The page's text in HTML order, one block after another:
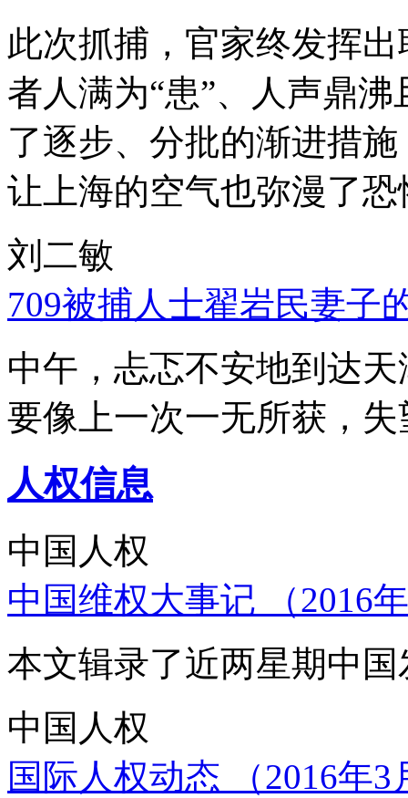
此次抓捕，官家终发挥
者人满为“患”、人声鼎
了逐步、分批的渐进措
让上海的空气也弥漫了
刘二敏
709被捕人士翟岩民妻子
中午，忐忑不安地到达
要像上一次一无所获，
人权信息
中国人权
中国维权大事记 （2016
本文辑录了近两星期中
中国人权
国际人权动态 （2016年